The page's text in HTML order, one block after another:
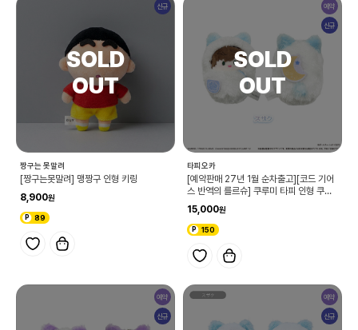
신규
짱구는 못말려
[짱구는못말려] 맹짱구 인형 키링
8,900
89
예약
신규
타피오카
[예약판매 27년 1월 순차출고][코드 기어
스 반역의 를르슈] 쿠루미 타피 인형 쿠루
15,000
150
예약
신규
예약
신규